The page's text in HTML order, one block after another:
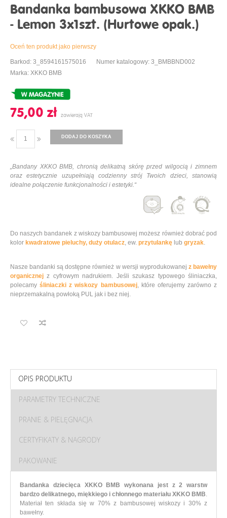
Bandanka bambusowa XKKO BMB
- Lemon 3x1szt. (Hurtowe opak.)
Oceń ten produkt jako pierwszy
Barkod: 3_8594161575016
Numer katalogowy: 3_BMBBND002
Marka: XKKO BMB
75,00 ‎zł
DODAJ DO KOSZYKA
„Bandany XKKO BMB, chronią delikatną skórę przed wilgocią i zimnem
oraz estetycznie uzupełniają codzienny strój Twoich dzieci, stanowią
idealne połączenie funkcjonalności i estetyki.“
Do naszych bandanek z wiskozy bambusowej możesz również dobrać pod
kolor kwadratowe pieluchy, duży otulacz, ew. przytulankę lub gryzak.
Nasze bandanki są dostępne również w wersji wyprodukowanej z bawełny
organicznej z cyfrowym nadrukiem. Jeśli szukasz typowego śliniaczka,
polecamyśliniaczki z wiskozy bambusowej, które oferujemy zarówno z
nieprzemakalną powłoką PUL jak i bez niej.
OPIS PRODUKTU
PARAMETRY TECHNICZNE
PRANIE & PIELĘGNACJA
CERTYFIKATY & NAGRODY
PAKOWANIE
Bandanka dziecięca XKKO BMB wykonana jest z 2 warstw
bardzo delikatnego, miękkiego i chłonnego materiału XKKO BMB
Materiał ten składa się w 70% z bambusowej wiskozy i 30% z
bawełny.